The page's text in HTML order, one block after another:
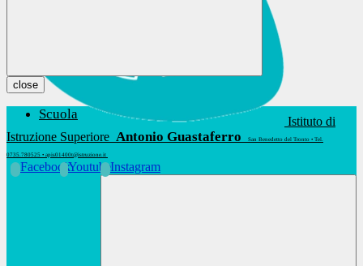
Istituto di
Istruzione Superiore Antonio Guastaferro San Benedetto del Tronto • Tel.
0735.780525 • apis01400t@istruzione.it
FacebookYoutubeInstagram
close
Scuola